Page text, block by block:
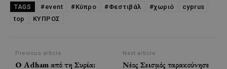
TAGS #event #Κύπρο #Φεστιβάλ #χωριό
cyprus
top
ΚΥΠΡΟΣ
Previous article
Ο Adham από τη Συρία:
Next article
Νέος Σεισμός ταρακούνησε